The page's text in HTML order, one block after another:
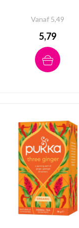
Vanaf 5,49
5,79